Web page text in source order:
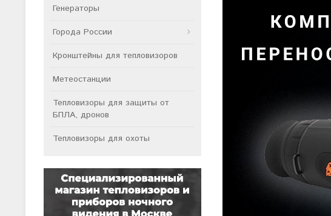
Генераторы
Города России
Кронштейны для тепловизоров
Метеостанции
Тепловизоры для защиты от
БПЛА, дронов
Тепловизоры для охоты